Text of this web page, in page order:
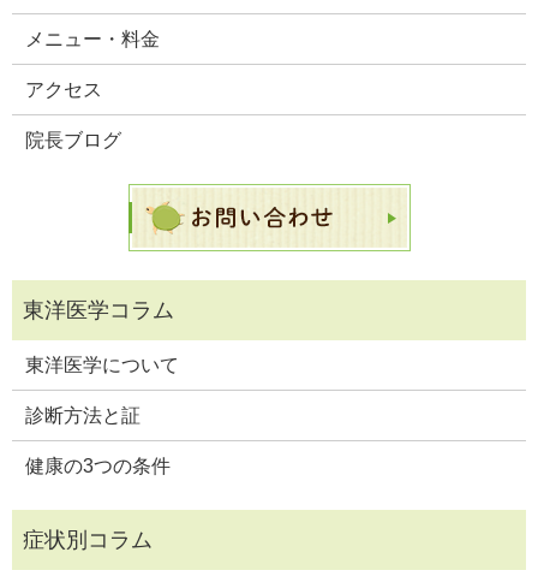
メニュー・料金
アクセス
院長ブログ
東洋医学について
診断方法と証
健康の3つの条件